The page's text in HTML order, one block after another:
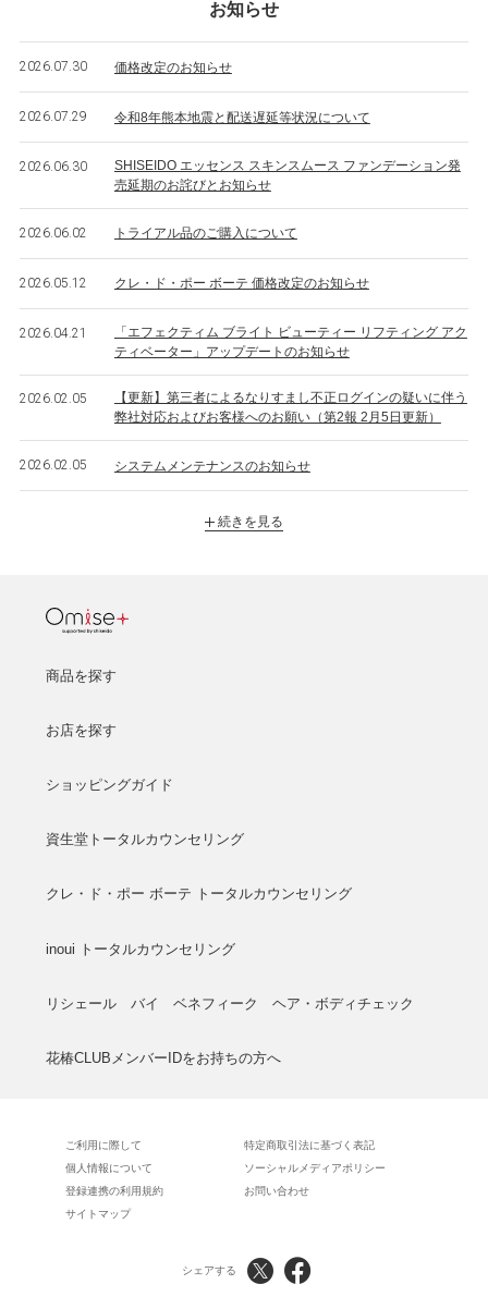
お知らせ
2026.07.30 価格改定のお知らせ
2026.07.29 令和8年熊本地震と配送遅延等状況について
2026.06.30
SHISEIDO エッセンス スキンスムース ファンデーション発
売延期のお詫びとお知らせ
2026.06.02 トライアル品のご購入について
2026.05.12 クレ・ド・ポー ボーテ 価格改定のお知らせ
2026.04.21
「エフェクティム ブライト ビューティー リフティング アク
ティベーター」アップデートのお知らせ
2026.02.05
【更新】第三者によるなりすまし不正ログインの疑いに伴う
弊社対応およびお客様へのお願い（第2報 2月5日更新）
2026.02.05 システムメンテナンスのお知らせ
続きを見る
商品を探す
お店を探す
ショッピングガイド
資生堂トータルカウンセリング
クレ・ド・ポー ボーテ トータルカウンセリング
inoui トータルカウンセリング
リシェール バイ ベネフィーク ヘア・ボディチェック
花椿CLUBメンバーIDをお持ちの方へ
ご利用に際して
特定商取引法に基づく表記
個人情報について
ソーシャルメディアポリシー
登録連携の利用規約
お問い合わせ
サイトマップ
シェアする